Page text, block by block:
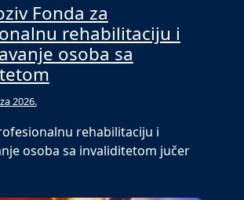
Fonda za
rehabilitaciju i
osoba sa
2026.
rehabilitaciju i
osoba sa invaliditetom jučer